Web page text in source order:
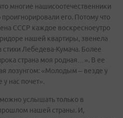
многие нашисоотечественники
его. Потому что
СССР каждое воскресноеутро
нашей квартиры, звенела
Лебедева-Кумача. Более
страна моя родная…». В ее
лозунгом: «Молодым – везде у
у нас почет».
услышать только в
нашей страны. И,